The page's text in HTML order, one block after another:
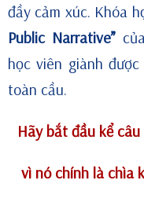
đầy cảm xúc. Khóa
Public Narrative”
học viên giành
toàn cầu.
Hãy bắt đầu kể
vì nó chính là chìa